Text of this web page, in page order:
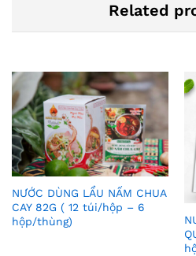
Related
Thê
NƯỚC DÙNG LẨU NẤM CHUA
CAY 82G ( 12 túi/hộp – 6
hộp/thùng)